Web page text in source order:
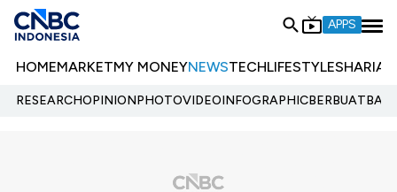
APPS
HOMEMARKETMY MONEYNEWSTECHLIFESTYLESHARIA
RESEARCHOPINIONPHOTOVIDEOINFOGRAPHIC